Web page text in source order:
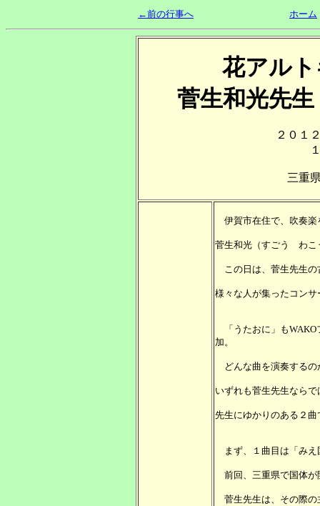
←前の行事へ ホーム
花アル
菅生和光先
２０１
三重
伊賀市在住で、吹奏楽
菅生和光（すごう わこ
この日は、菅生先生の
様々な人が集ったコンサ
「うたおに」もWAKO
加。
どんな曲を演奏するの
いずれも菅生先生ならで
先生にゆかりのある２曲
まず、１曲目は「みえ
前回、三重県で国体が
菅生先生は、その際の